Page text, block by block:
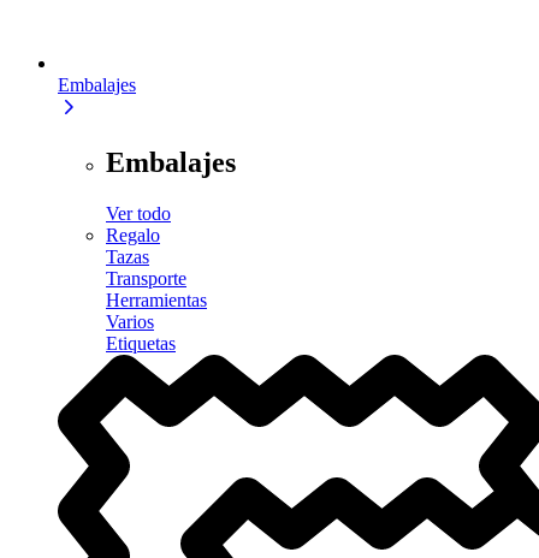
Embalajes
Embalajes
Ver todo
Regalo
Tazas
Transporte
Herramientas
Varios
Etiquetas